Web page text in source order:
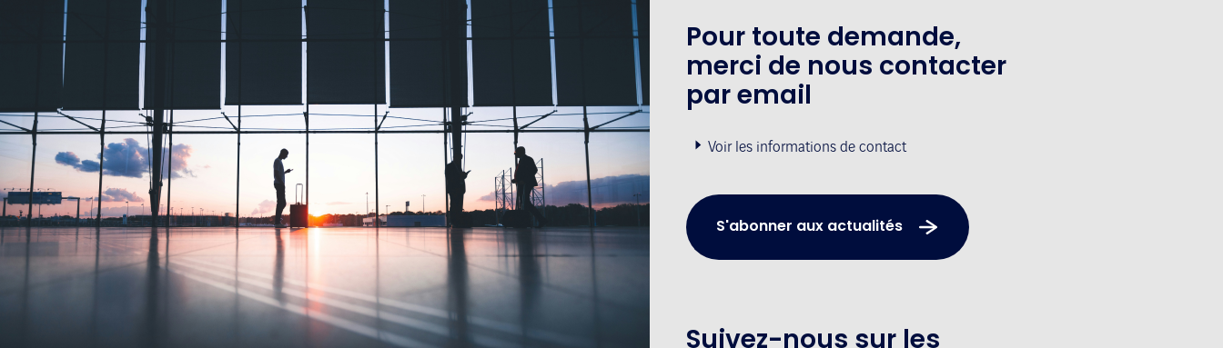
Pour toute demande,
merci de nous contacter
par email
Voir les informations de contact
S'abonner aux actualités
Suivez-nous sur les